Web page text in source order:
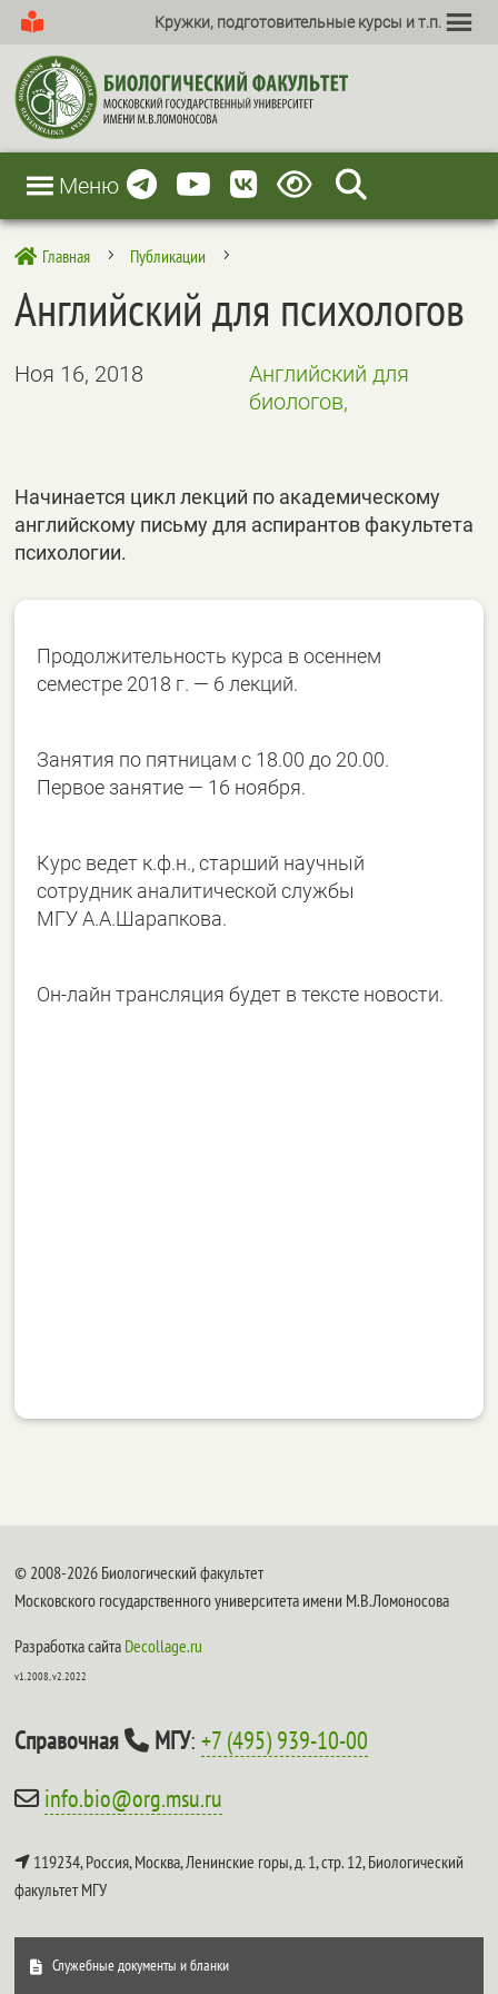
Кружки, подготовительные курсы и т.п.
Меню
 Главная 5 Публикации 5
Английский для психологов
Ноя 16, 2018
Английский для
биологов,
Начинается цикл лекций по академическому
английскому письму для аспирантов факультета
психологии.
Продолжительность курса в осеннем
семестре 2018 г. — 6 лекций.
Занятия по пятницам с 18.00 до 20.00.
Первое занятие — 16 ноября.
Курс ведет к.ф.н., старший научный
сотрудник аналитической службы
МГУ А.А.Шарапкова.
Он-лайн трансляция будет в тексте новости.
© 2008-2026 Биологический факультет
Московского государственного университета имени М.В.Ломоносова
Разработка сайта Decollage.ru
v1.2008, v2.2022
Справочная МГУ:+7 (495) 939-10-00
info.bio@org.msu.ru
119234, Россия, Москва, Ленинские горы, д. 1, стр. 12,Биологический
факультет МГУ
Служебные документы и бланки